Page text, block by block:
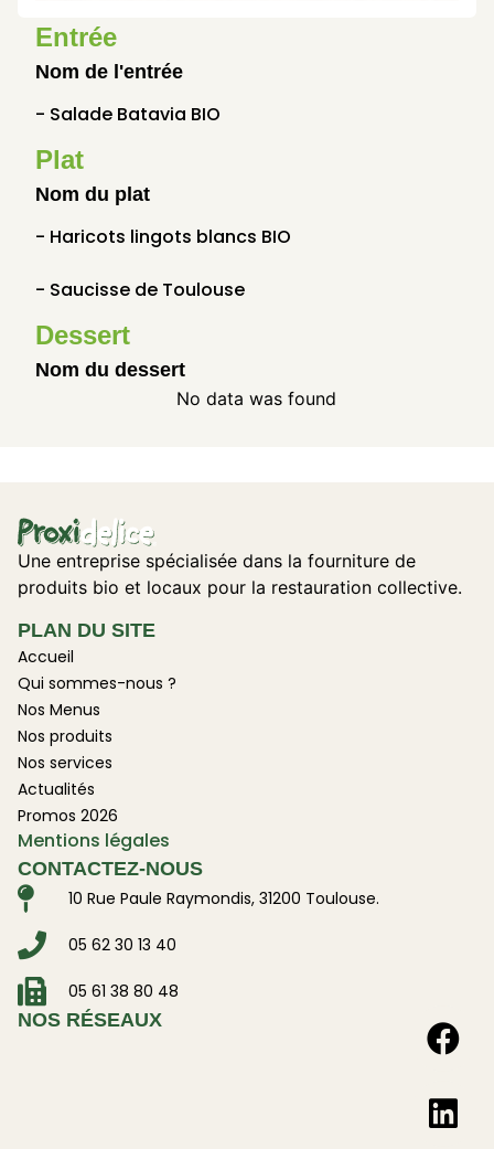
Entrée
Nom de l'entrée
- Salade Batavia BIO
Plat
Nom du plat
- Haricots lingots blancs BIO
- Saucisse de Toulouse
Dessert
Nom du dessert
No data was found
Une entreprise spécialisée dans la fourniture de
produits bio et locaux pour la restauration collective.
PLAN DU SITE
Accueil
Qui sommes-nous ?
Nos Menus
Nos produits
Nos services
Actualités
Promos 2026
Mentions légales
CONTACTEZ-NOUS
10 Rue Paule Raymondis, 31200 Toulouse.
05 62 30 13 40
05 61 38 80 48
NOS RÉSEAUX